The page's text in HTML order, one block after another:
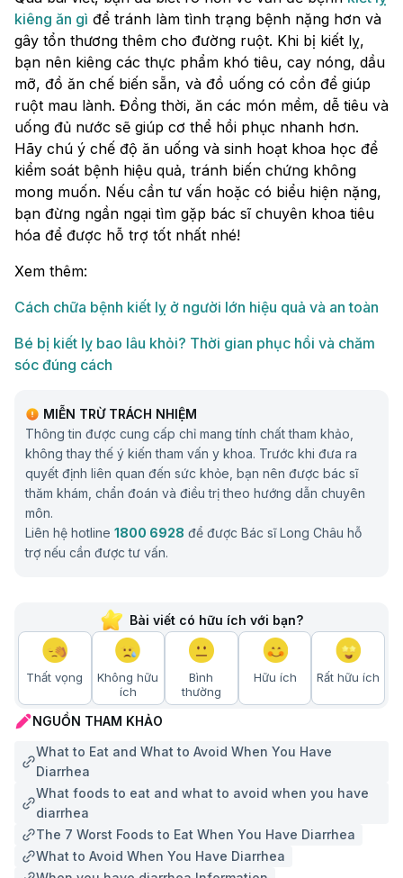
kiêng ăn gì để tránh làm tình trạng bệnh nặng hơn và
gây tổn thương thêm cho đường ruột. Khi bị kiết lỵ,
bạn nên kiêng các thực phẩm khó tiêu, cay nóng, dầu
mỡ, đồ ăn chế biến sẵn, và đồ uống có cồn để giúp
ruột mau lành. Đồng thời, ăn các món mềm, dễ tiêu và
uống đủ nước sẽ giúp cơ thể hồi phục nhanh hơn.
Hãy chú ý chế độ ăn uống và sinh hoạt khoa học để
kiểm soát bệnh hiệu quả, tránh biến chứng không
mong muốn. Nếu cần tư vấn hoặc có biểu hiện nặng,
bạn đừng ngần ngại tìm gặp bác sĩ chuyên khoa tiêu
hóa để được hỗ trợ tốt nhất nhé!
Xem thêm:
Cách chữa bệnh kiết lỵ ở người lớn hiệu quả và an toàn
Bé bị kiết lỵ bao lâu khỏi? Thời gian phục hồi và chăm
sóc đúng cách
MIỄN TRỪ TRÁCH NHIỆM
Thông tin được cung cấp chỉ mang tính chất tham khảo,
không thay thế ý kiến tham vấn y khoa. Trước khi đưa ra
quyết định liên quan đến sức khỏe, bạn nên được bác sĩ
thăm khám, chẩn đoán và điều trị theo hướng dẫn chuyên
môn.
Liên hệ hotline 1800 6928 để được Bác sĩ Long Châu hỗ
trợ nếu cần được tư vấn.
Bài viết có hữu ích với bạn?
Thất vọng
Không hữu
ích
Bình
thường
Hữu ích Rất hữu ích
NGUỒN THAM KHẢO
What to Eat and What to Avoid When You Have
Diarrhea
What foods to eat and what to avoid when you have
diarrhea
The 7 Worst Foods to Eat When You Have Diarrhea
What to Avoid When You Have Diarrhea